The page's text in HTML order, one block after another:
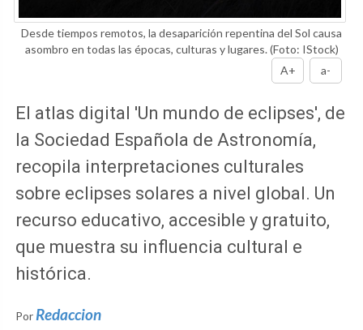
Desde tiempos remotos, la desaparición repentina del Sol causa
asombro en todas las épocas, culturas y lugares.(Foto: IStock)
A+
a-
El atlas digital 'Un mundo de eclipses', de
la Sociedad Española de Astronomía,
recopila interpretaciones culturales
sobre eclipses solares a nivel global. Un
recurso educativo, accesible y gratuito,
que muestra su influencia cultural e
histórica.
Por Redaccion